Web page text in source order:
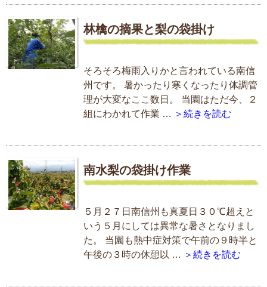
林檎の摘果と梨の袋掛け
そろそろ梅雨入りかと言われている南信
州です。 暑かったり寒くなったり体調管
理が大変なここ数日。 当園はただ今、２
組にわかれて作業 … ＞続きを読む
南水梨の袋掛け作業
５月２７日南信州も真夏日３０℃超えと
いう５月にしては異常な暑さとなりまし
た。 当園も熱中症対策で午前の９時半と
午後の３時の休憩以 … ＞続きを読む